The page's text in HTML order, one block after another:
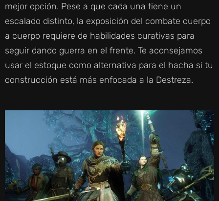
mejor opción. Pese a que cada una tiene un
escalado distinto, la exposición del combate cuerpo
a cuerpo requiere de habilidades curativas para
seguir dando guerra en el frente. Te aconsejamos
usar el estoque como alternativa para el hacha si tu
construcción está más enfocada a la Destreza.